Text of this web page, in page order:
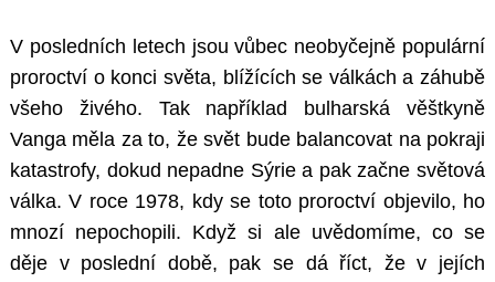
V posledních letech jsou vůbec neobyčejně populární
proroctví o konci světa, blížících se válkách a záhubě
všeho živého. Tak například bulharská věštkyně
Vanga měla za to, že svět bude balancovat na pokraji
katastrofy, dokud nepadne Sýrie a pak začne světová
válka. V roce 1978, kdy se toto proroctví objevilo, ho
mnozí nepochopili. Když si ale uvědomíme, co se
děje v poslední době, pak se dá říct, že v jejích